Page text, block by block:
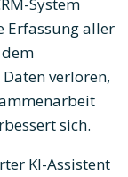
Erfassung aller
verloren,
sich.
KI-Assistent